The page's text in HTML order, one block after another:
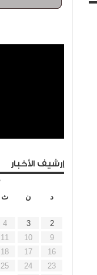
إرشيف الأخبار
د
ن ث
2
3
4
9
10
11
16
17
18
23
24
25